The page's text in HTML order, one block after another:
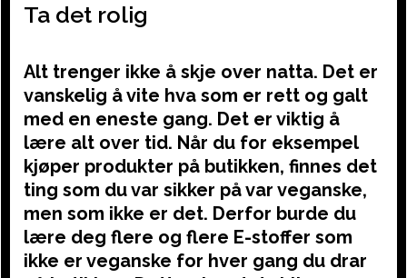
Ta det rolig
Alt trenger ikke å skje over natta. Det er
vanskelig å vite hva som er rett og galt
med en eneste gang. Det er viktig å
lære alt over tid. Når du for eksempel
kjøper produkter på butikken, finnes det
ting som du var sikker på var veganske,
men som ikke er det. Derfor burde du
lære deg flere og flere E-stoffer som
ikke er veganske for hver gang du drar